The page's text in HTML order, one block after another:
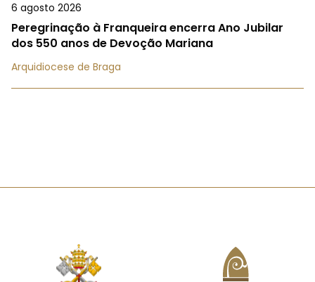
6 agosto 2026
Peregrinação à Franqueira encerra Ano Jubilar
dos 550 anos de Devoção Mariana
Arquidiocese de Braga